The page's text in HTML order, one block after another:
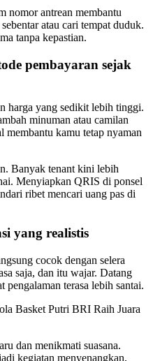
nomor antrean membantu
atau cari tempat duduk.
tanpa kepastian.
pembayaran sejak
harga yang sedikit lebih tinggi.
minuman atau camilan
kamu tetap nyaman
Banyak tenant kini lebih
Menyiapkan QRIS di ponsel
ribet mencari uang pas di
yang realistis
cocok dengan selera
saja, dan itu wajar. Datang
pengalaman terasa lebih santai.
Basket Putri BRI Raih Juara
dan menikmati suasana.
kegiatan menyenangkan,